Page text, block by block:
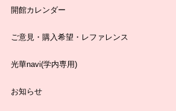
開館カレンダー
ご意見・購入希望・レファレンス
光華navi(学内専用)
お知らせ